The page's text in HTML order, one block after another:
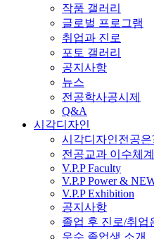
작품 갤러리
글로벌 프로그램
취업과 진로
포토 갤러리
공지사항
뉴스
전공학사공시제
Q&A
시각디자인
시각디자인전공은
전공교과 이수체계
V.P.P Faculty
V.P.P Power &
V.P.P Exhibition
공지사항
졸업 후 진로/취업
우수 졸업생 소개